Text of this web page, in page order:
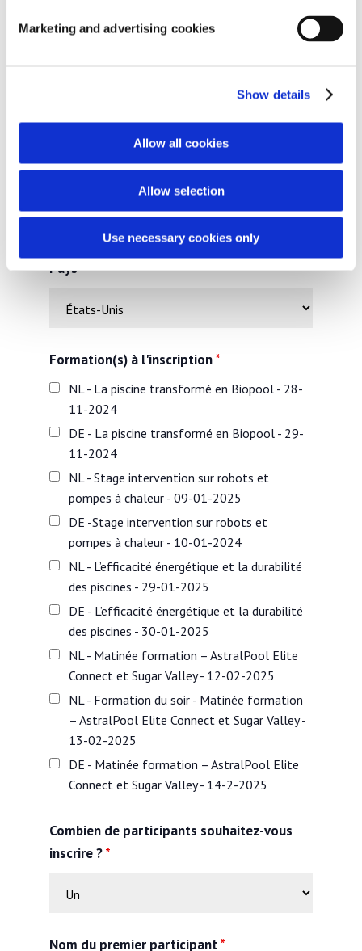
Marketing and advertising cookies
Show details
Allow all cookies
Allow selection
Use necessary cookies only
Email*
Pays
Formation(s) à l'inscription*
NL - La piscine transformé en Biopool - 28-
11-2024
DE - La piscine transformé en Biopool - 29-
11-2024
NL - Stage intervention sur robots et
pompes à chaleur - 09-01-2025
DE -Stage intervention sur robots et
pompes à chaleur - 10-01-2024
NL - L’efficacité énergétique et la durabilité
des piscines - 29-01-2025
DE - L’efficacité énergétique et la durabilité
des piscines - 30-01-2025
NL - Matinée formation – AstralPool Elite
Connect et Sugar Valley - 12-02-2025
NL - Formation du soir - Matinée formation
– AstralPool Elite Connect et Sugar Valley -
13-02-2025
DE - Matinée formation – AstralPool Elite
Connect et Sugar Valley - 14-2-2025
Combien de participants souhaitez-vous
inscrire ?*
Nom du premier participant*